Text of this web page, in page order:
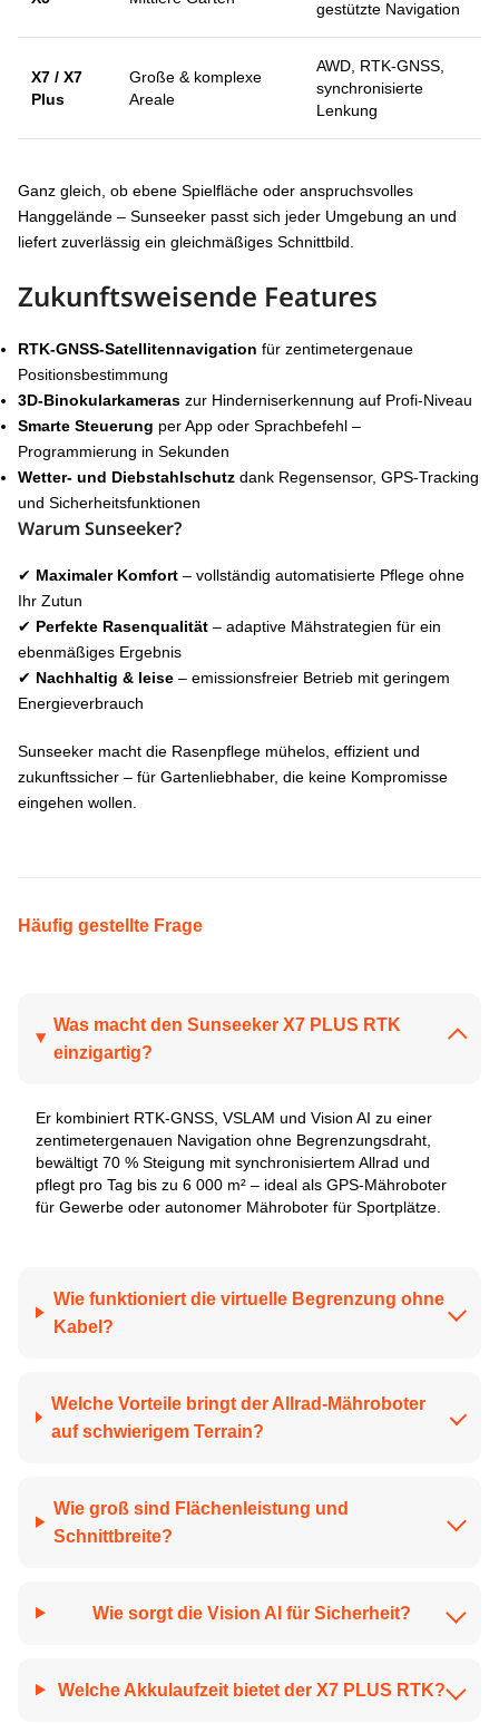
gestützte Navigation
X7 / X7
Plus
Große & komplexe
Areale
AWD, RTK-GNSS,
synchronisierte
Lenkung
Ganz gleich, ob ebene Spielfläche oder anspruchsvolles
Hanggelände – Sunseeker passt sich jeder Umgebung an und
liefert zuverlässig ein gleichmäßiges Schnittbild.
Zukunftsweisende Features
RTK-GNSS-Satellitennavigation für zentimetergenaue
Positionsbestimmung
3D-Binokularkameras zur Hinderniserkennung auf Profi-Niveau
Smarte Steuerung per App oder Sprachbefehl –
Programmierung in Sekunden
Wetter- und Diebstahlschutz dank Regensensor, GPS-Tracking
und Sicherheitsfunktionen
Warum Sunseeker?
✔ Maximaler Komfort – vollständig automatisierte Pflege ohne
Ihr Zutun
✔ Perfekte Rasenqualität – adaptive Mähstrategien für ein
ebenmäßiges Ergebnis
✔ Nachhaltig & leise – emissionsfreier Betrieb mit geringem
Energieverbrauch
Sunseeker macht die Rasenpflege mühelos, effizient und
zukunftssicher – für Gartenliebhaber, die keine Kompromisse
eingehen wollen.
Häufig gestellte Frage
Was macht den Sunseeker X7 PLUS RTK
einzigartig?
Er kombiniert RTK-GNSS, VSLAM und Vision AI zu einer
zentimetergenauen Navigation ohne Begrenzungsdraht,
bewältigt 70 % Steigung mit synchronisiertem Allrad und
pflegt pro Tag bis zu 6 000 m² – ideal als GPS-Mähroboter
für Gewerbe oder autonomer Mähroboter für Sportplätze.
Wie funktioniert die virtuelle Begrenzung ohne
Kabel?
Welche Vorteile bringt der Allrad-Mähroboter
auf schwierigem Terrain?
Wie groß sind Flächenleistung und
Schnittbreite?
Wie sorgt die Vision AI für Sicherheit?
Welche Akkulaufzeit bietet der X7 PLUS RTK?